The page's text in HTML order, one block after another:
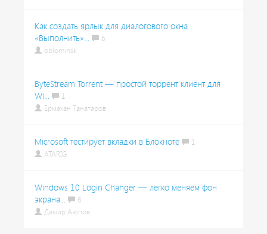
Как создать ярлык для диалогового окна
«Выполнить»...
6
oblominsk
ByteStream Torrent — простой торрент клиент для
Wi...
1
Ермахан Танатаров
Microsoft тестирует вкладки в Блокноте
1
ATARIG
Windows 10 Login Changer — легко меняем фон
экрана...
6
Дамир Аюпов